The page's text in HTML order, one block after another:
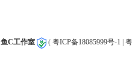
鱼C工作室 ( 粤ICP备18085999号-1